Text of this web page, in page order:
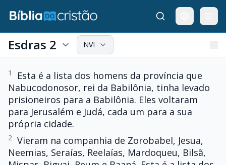
Esdras 2 NVI
1
Esta é a lista dos homens da província que
Nabucodonosor, rei da Babilônia, tinha levado
prisioneiros para a Babilônia. Eles voltaram
para Jerusalém e Judá, cada um para a sua
própria cidade.
2 Vieram na companhia de Zorobabel, Jesua,
Neemias, Seraías, Reelaías, Mardoqueu, Bilsã,